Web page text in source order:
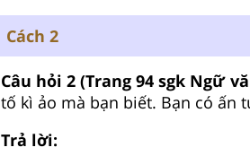
Cách 2
Câu hỏi 2 (Trang 94 sgk Ngữ
tố kì ảo mà bạn biết. Bạn có ấn
Trả lời: